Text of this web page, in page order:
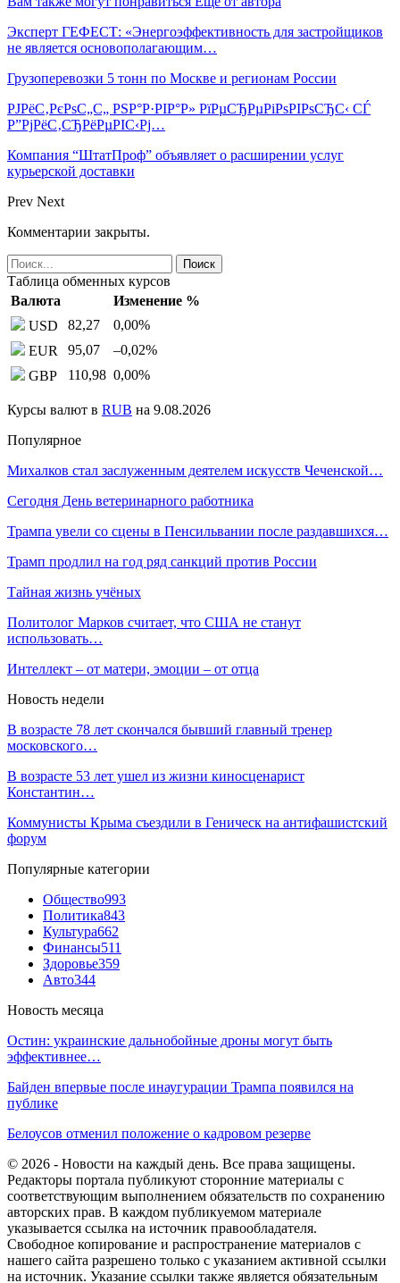
Эксперт ГЕФЕСТ: «Энергоэффективность для застройщиков
не является основополагающим…
Грузоперевозки 5 тонн по Москве и регионам России
РЈРёС‚РєРѕС„С„ РЅР°Р·РІР°Р» РїРµСЂРµРіРѕРІРѕСЂС‹ СЃ
Р”РјРёС‚СЂРёРµРІС‹Рј…
Компания “ШтатПроф” объявляет о расширении услуг
курьерской доставки
Prev Next
Комментарии закрыты.
Таблица обменных курсов
Валюта
Изменение %
USD
82,27 0,00%
EUR
95,07 –0,02%
GBP
110,98 0,00%
Курсы валют в RUB на 9.08.2026
Популярное
Михалков стал заслуженным деятелем искусств Чеченской…
Сегодня День ветеринарного работника
Трампа увели со сцены в Пенсильвании после раздавшихся…
Трамп продлил на год ряд санкций против России
Тайная жизнь учёных
Политолог Марков считает, что США не станут
использовать…
Интеллект – от матери, эмоции – от отца
Новость недели
В возрасте 78 лет скончался бывший главный тренер
московского…
В возрасте 53 лет ушел из жизни киносценарист
Константин…
Коммунисты Крыма съездили в Геническ на антифашистский
форум
Популярные категории
Общество993
Политика843
Культура662
Финансы511
Здоровье359
Авто344
Новость месяца
Остин: украинские дальнобойные дроны могут быть
эффективнее…
Байден впервые после инаугурации Трампа появился на
публике
Белоусов отменил положение о кадровом резерве
© 2026 - Новости на каждый день. Все права защищены.
Редакторы портала публикуют сторонние материалы с
соответствующим выполнением обязательств по сохранению
авторских прав. В каждом публикуемом материале
указывается ссылка на источник правообладателя.
Свободное копирование и распространение материалов с
нашего сайта разрешено только с указанием активной ссылки
на источник. Указание ссылки также является обязательным